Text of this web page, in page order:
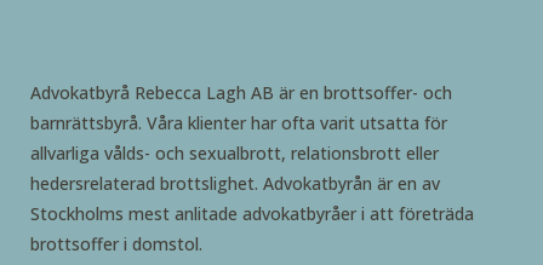
Advokatbyrå Rebecca Lagh AB är en brottsoffer- och
barnrättsbyrå. Våra klienter har ofta varit utsatta för
allvarliga vålds- och sexualbrott, relationsbrott eller
hedersrelaterad brottslighet. Advokatbyrån är en av
Stockholms mest anlitade advokatbyråer i att företräda
brottsoffer i domstol.